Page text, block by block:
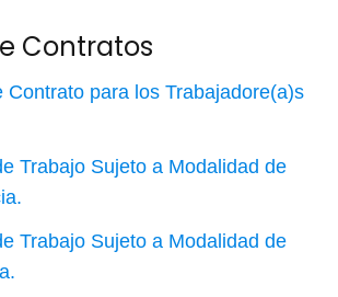
Contratos
Contrato para los Trabajadore(a)s
Trabajo Sujeto a Modalidad de
Trabajo Sujeto a Modalidad de